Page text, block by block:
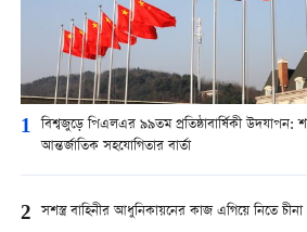
1 বিশ্বজুড়ে পিএলএর ৯৯তম প্রতিষ্ঠাবার্ষিকী উদযাপন:
আন্তর্জাতিক সহযোগিতার বার্তা
2 সশস্ত্র বাহিনীর আধুনিকায়নের কাজ এগিয়ে নিতে চীনা